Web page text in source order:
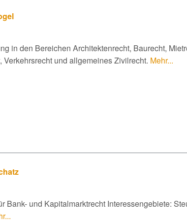
in den Bereichen Architektenrecht, Baurecht,
Verkehrsrecht und allgemeines Zivilrecht. Mehr...
Bank- und Kapitalmarktrecht Interessengebiete: